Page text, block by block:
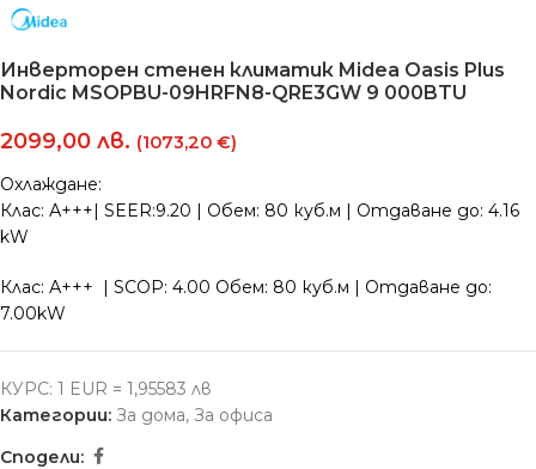
Инверторен стенен климатик Midea Oasis Plus
Nordic MSOPBU-09HRFN8-QRE3GW 9 000BTU
2099,00 лв. (1073,20 €)
Охлаждане:
Клас: А+++| SEER:9.20 | Обем: 80 куб.м | Отдаване до: 4.16
kW
Клас: А+++ | SCOP: 4.00 Обем: 80 куб.м | Отдаване до:
7.00kW
КУРС: 1 EUR = 1,95583 лв
Категории: За дома, За офиса
Сподели: